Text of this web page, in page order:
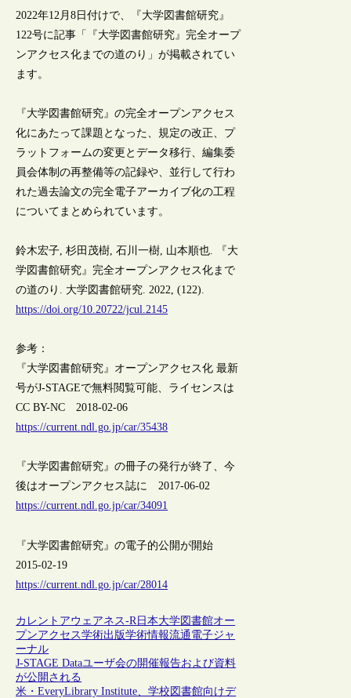
2022年12月8日付けで、『大学図書館研究』
122号に記事「『大学図書館研究』完全オープ
ンアクセス化までの道のり」が掲載されてい
ます。
『大学図書館研究』の完全オープンアクセス
化にあたって課題となった、規定の改正、プ
ラットフォームの変更とデータ移行、編集委
員会体制の再整備等の記録や、並行して行わ
れた過去論文の完全電子アーカイブ化の工程
についてまとめられています。
鈴木宏子, 杉田茂樹, 石川一樹, 山本順也. 『大
学図書館研究』完全オープンアクセス化まで
の道のり. 大学図書館研究. 2022, (122).
https://doi.org/10.20722/jcul.2145
参考：
『大学図書館研究』オープンアクセス化 最新
号がJ-STAGEで無料閲覧可能、ライセンスは
CC BY-NC 2018-02-06
https://current.ndl.go.jp/car/35438
『大学図書館研究』の冊子の発行が終了、今
後はオープンアクセス誌に 2017-06-02
https://current.ndl.go.jp/car/34091
『大学図書館研究』の電子的公開が開始
2015-02-19
https://current.ndl.go.jp/car/28014
カレントアウェアネス-R 日本大学図書館オー
プンアクセス学術出版学術情報流通 電子ジャ
ーナル
J-STAGE Dataユーザ会の開催報告および資料
が公開される
米・EveryLibrary Institute、学校図書館向けデ